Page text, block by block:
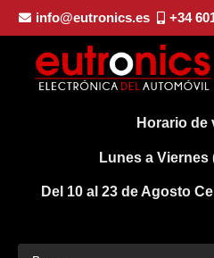
info@eutronics.es +34
Horario de
Lunes a Viernes
Del 10 al 23 de Agosto